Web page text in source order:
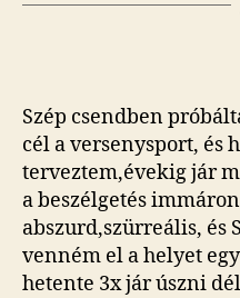
Szép csendben
cél a versenysport, és
terveztem,évekig jár
a beszélgetés
abszurd,szürreális, és
venném el a helyet
hetente 3x jár úszni